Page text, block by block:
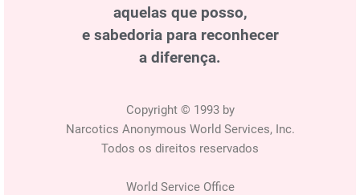
aquelas que posso,
e sabedoria para reconhecer
a diferença.
Copyright © 1993 by
Narcotics Anonymous World Services, Inc.
Todos os direitos reservados
World Service Office